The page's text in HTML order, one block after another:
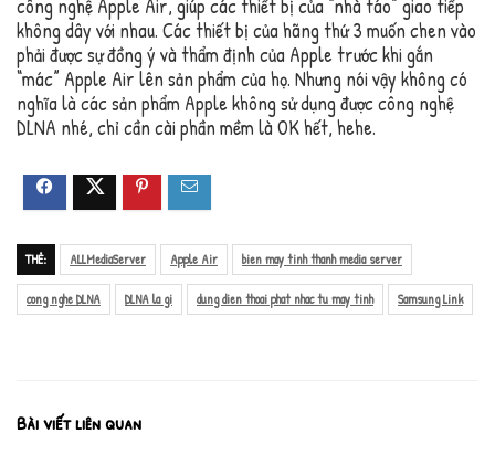
công nghệ Apple Air, giúp các thiết bị của “nhà táo” giao tiếp
không dây với nhau. Các thiết bị của hãng thứ 3 muốn chen vào
phải được sự đồng ý và thẩm định của Apple trước khi gắn
“mác” Apple Air lên sản phẩm của họ. Nhưng nói vậy không có
nghĩa là các sản phẩm Apple không sử dụng được công nghệ
DLNA nhé, chỉ cần cài phần mềm là OK hết, hehe.
THẺ: ALLMediaServer Apple Air bien may tinh thanh media server
cong nghe DLNA DLNA la gi dung dien thoai phat nhac tu may tinh Samsung Link
Bài viết liên quan